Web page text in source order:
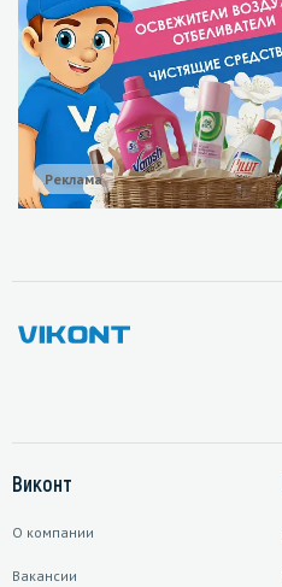
Реклама
Виконт
О компании
Вакансии